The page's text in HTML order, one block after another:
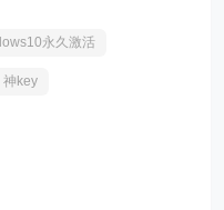
永久激活
神key